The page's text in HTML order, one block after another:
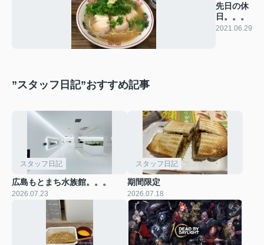
先日の休
日。。。
2021.06.29
”スタッフ日記”おすすめ記事
スタッフ日記
広島もとまち水族館。。。
2026.07.23
スタッフ日記
期間限定
2026.07.18